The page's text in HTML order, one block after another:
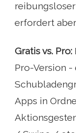
erfordert
Gratis vs. Pro:
Pro-Version -
Apps in